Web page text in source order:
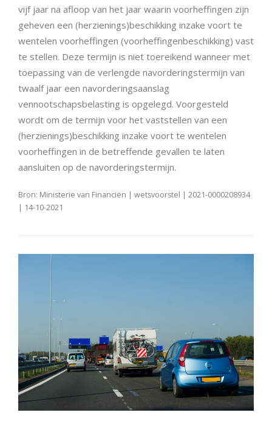
vijf jaar na afloop van het jaar waarin voorheffingen zijn
geheven een (herzienings)beschikking inzake voort te
wentelen voorheffingen (voorheffingenbeschikking) vast
te stellen. Deze termijn is niet toereikend wanneer met
toepassing van de verlengde navorderingstermijn van
twaalf jaar een navorderingsaanslag
vennootschapsbelasting is opgelegd. Voorgesteld
wordt om de termijn voor het vaststellen van een
(herzienings)beschikking inzake voort te wentelen
voorheffingen in de betreffende gevallen te laten
aansluiten op de navorderingstermijn.
Bron: Ministerie van Financiën | wetsvoorstel | 2021-0000208934
| 14-10-2021